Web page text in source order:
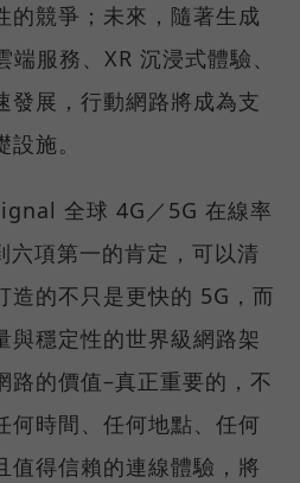
的競爭；未來，隨著生成
服務、XR 沉浸式體驗、
發展，行動網路將成為支
施。
全球 4G／5G 在線率
項第一的肯定，可以清
造的不只是更快的 5G，而
與穩定性的世界級網路架
路的價值–真正重要的，不
何時間、任何地點、任何
值得信賴的連線體驗，將